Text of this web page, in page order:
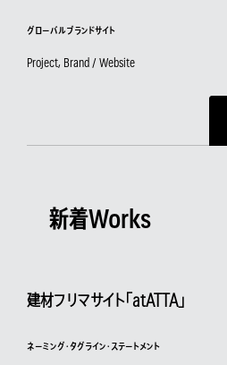
グローバルブランドサイト
Project, Brand / Website
新着Works
建材フリマサイト「atATTA」
ネーミング・タグライン・ステートメント